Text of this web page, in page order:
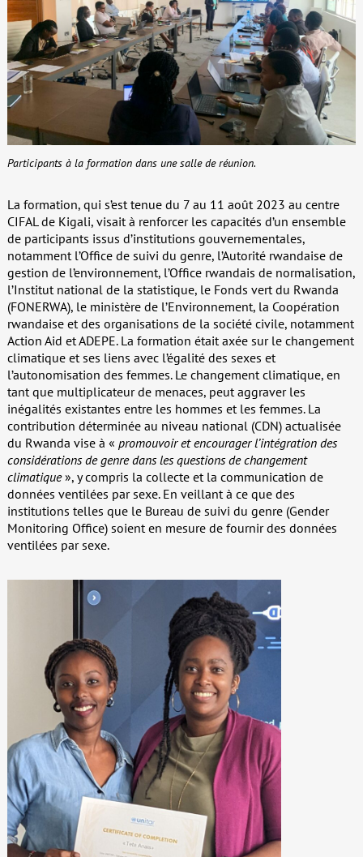
Participants à la formation dans une salle de réunion.
La formation, qui s’est tenue du 7 au 11 août 2023 au centre
CIFAL de Kigali, visait à renforcer les capacités d’un ensemble
de participants issus d’institutions gouvernementales,
notamment l’Office de suivi du genre, l’Autorité rwandaise de
gestion de l’environnement, l’Office rwandais de normalisation,
l’Institut national de la statistique, le Fonds vert du Rwanda
(FONERWA), le ministère de l’Environnement, la Coopération
rwandaise et des organisations de la société civile, notamment
Action Aid et ADEPE. La formation était axée sur le changement
climatique et ses liens avec l’égalité des sexes et
l’autonomisation des femmes. Le changement climatique, en
tant que multiplicateur de menaces, peut aggraver les
inégalités existantes entre les hommes et les femmes. La
contribution déterminée au niveau national (CDN) actualisée
du Rwanda vise à « promouvoir et encourager l’intégration des
considérations de genre dans les questions de changement
climatique», y compris la collecte et la communication de
données ventilées par sexe. En veillant à ce que des
institutions telles que le Bureau de suivi du genre (Gender
Monitoring Office) soient en mesure de fournir des données
ventilées par sexe.